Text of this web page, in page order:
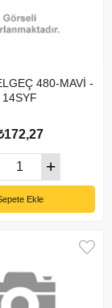
480-MAVİ -
14SYF
Ekle